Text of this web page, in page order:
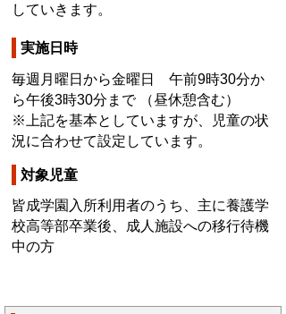
していきます。
実施日時
毎週月曜日から金曜日 午前9時30分か
ら午後3時30分まで （昼休憩含む）
※上記を基本としていますが、児童の状
況に合わせて設定しています。
対象児童
皆成学園入所利用者のうち、主に養護学
校高等部卒業後、成人施設への移行待機
中の方